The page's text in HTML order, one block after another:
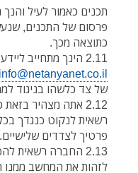
תכנים כאמור לעיל
פרסום של התכנים,
כתוצאה מכך.
2.11 הינך מתחייב ליידע את האתר בכתב, לכתובת הדוא"ל הבאה:
info@netanyanet.co.il
של צד כלשהו בניגוד
2.12 אתה מצהיר
רשאית לנקוט כנגדך
פרטיך לצדדים שלישיים.
2.13 החברה רשאית